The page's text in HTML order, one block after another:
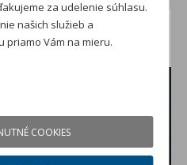
za udelenie súhlasu.
našich služieb a
Vám na mieru.
COOKIES